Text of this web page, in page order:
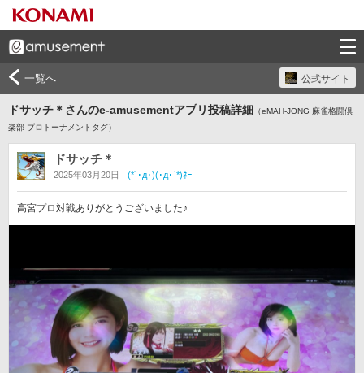
一覧へ 公式サイト
ドサッチ＊さんのe-amusementアプリ投稿詳細 （eMAH-JONG 麻雀格闘倶
楽部 プロトーナメントタグ）
ドサッチ＊
2025年03月20日 (*´･д･)(･д･`*)ﾈｰ
高宮プロ対戦ありがとうございました♪